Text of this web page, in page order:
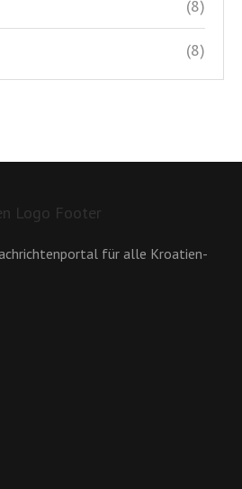
(8)
(8)
für alle Kroatien-